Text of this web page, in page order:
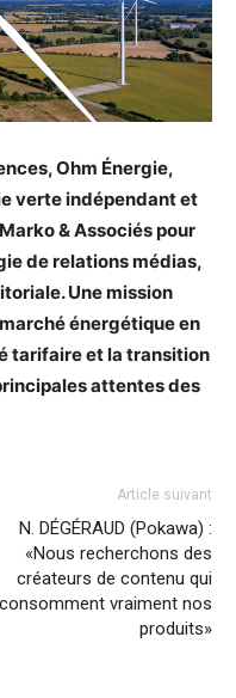
Ohm Énergie,
verte indépendant et
& Associés pour
de relations médias,
Une mission
énergétique en
tarifaire et la transition
attentes des
Article suivant
N. DÉGÉRAUD (Pokawa) :
«Nous recherchons des
créateurs de contenu qui
consomment vraiment nos
produits»